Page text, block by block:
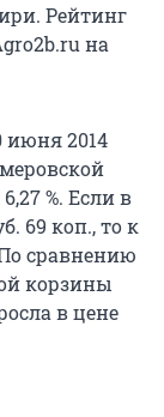
Рейтинг
на
июня 2014
%. Если в
69 коп., то к
сравнению
корзины
в цене